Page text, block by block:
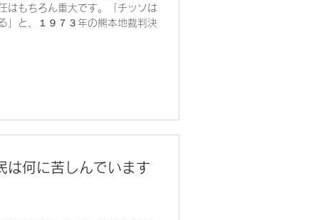
はもちろん重大です。「チッソは
」と、１９７３年の熊本地裁判決
は何に苦しんでいます